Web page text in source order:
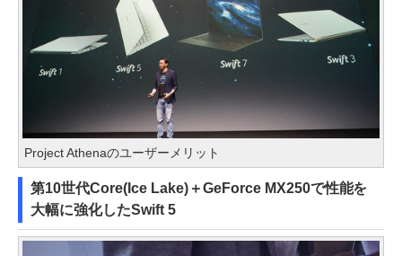
Project Athenaのユーザーメリット
第10世代Core(Ice Lake)＋GeForce MX250で性能を
大幅に強化したSwift 5